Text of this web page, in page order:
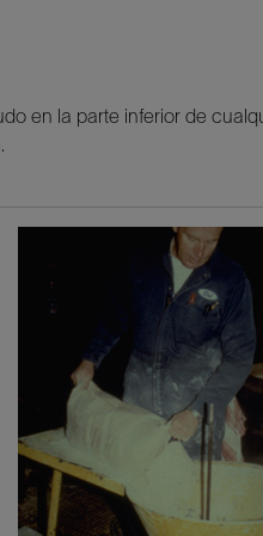
en la parte inferior de